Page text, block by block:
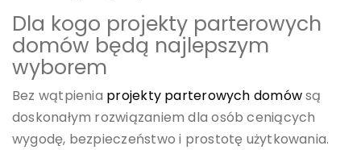
Dla kogo projekty parterowych
domów będą najlepszym
wyborem
Bez wątpienia projekty parterowych domówsą
doskonałym rozwiązaniem dla osób ceniących
wygodę, bezpieczeństwo i prostotę użytkowania.